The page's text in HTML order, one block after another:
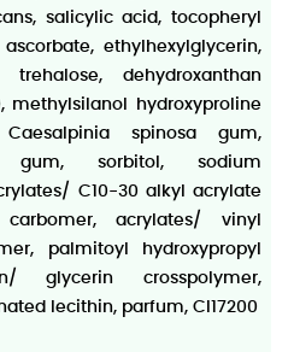
salicylic acid, tocopheryl
ethylhexylglycerin,
trehalose, dehydroxanthan
methylsilanol hydroxyproline
spinosa gum,
gum, sorbitol, sodium
C10-30 alkyl acrylate
acrylates/ vinyl
palmitoyl hydroxypropyl
glycerin crosspolymer,
lecithin, parfum, CI17200